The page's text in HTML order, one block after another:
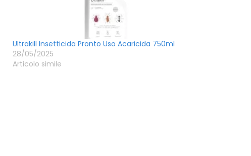
Ultrakill Insetticida Pronto Uso Acaricida 750ml
28/05/2025
Articolo simile